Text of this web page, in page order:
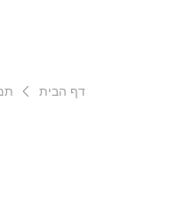
דף הבית